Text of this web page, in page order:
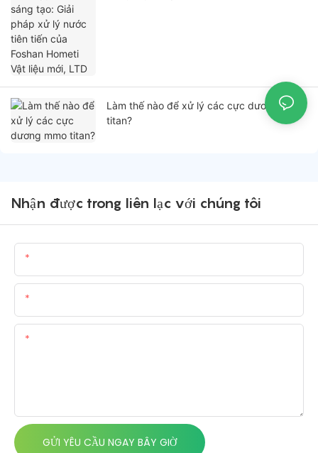
Làm thế nào để xử lý các cực dương mmo
titan?
Nhận được trong liên lạc với chúng tôi
GỬI YÊU CẦU NGAY BÂY GIỜ